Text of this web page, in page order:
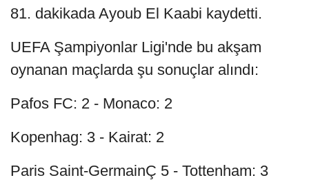
81. dakikada Ayoub El Kaabi kaydetti.
UEFA Şampiyonlar Ligi'nde bu akşam
oynanan maçlarda şu sonuçlar alındı:
Pafos FC: 2 - Monaco: 2
Kopenhag: 3 - Kairat: 2
Paris Saint-GermainÇ 5 - Tottenham: 3